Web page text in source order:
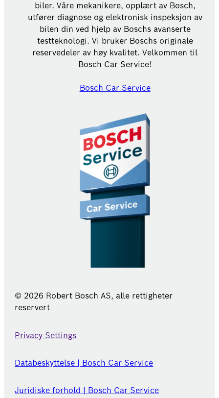
biler. Våre mekanikere, opplært av Bosch,
utfører diagnose og elektronisk inspeksjon av
bilen din ved hjelp av Boschs avanserte
testteknologi. Vi bruker Boschs originale
reservedeler av høy kvalitet. Velkommen til
Bosch Car Service!
Bosch Car Service
© 2026 Robert Bosch AS, alle rettigheter
reservert
Privacy Settings
Databeskyttelse | Bosch Car Service
Juridiske forhold | Bosch Car Service